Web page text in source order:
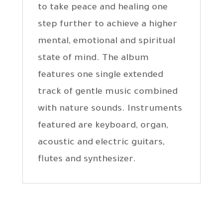
to take peace and healing one
step further to achieve a higher
mental, emotional and spiritual
state of mind. The album
features one single extended
track of gentle music combined
with nature sounds. Instruments
featured are keyboard, organ,
acoustic and electric guitars,
flutes and synthesizer.